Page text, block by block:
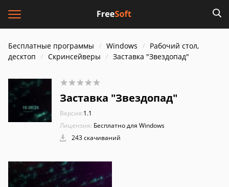
Бесплатные программы Windows
Рабочий стол,
десктоп
Скринсейверы Заставка "Звездопад"
Заставка "Звездопад"
Версия:1.1
Лицензия: Бесплатно для Windows
243 скачиваний